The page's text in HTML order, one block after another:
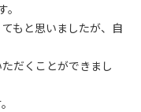
もと思いましたが、自
だくことができまし